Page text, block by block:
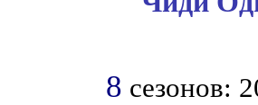
8 сезонов: